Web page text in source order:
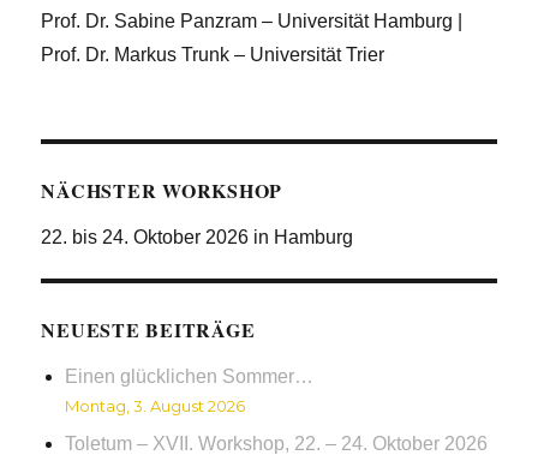
Prof. Dr. Sabine Panzram – Universität Hamburg |
Prof. Dr. Markus Trunk – Universität Trier
NÄCHSTER WORKSHOP
22. bis 24. Oktober 2026 in Hamburg
NEUESTE BEITRÄGE
Einen glücklichen Sommer…
Montag, 3. August 2026
Toletum – XVII. Workshop, 22. – 24. Oktober 2026